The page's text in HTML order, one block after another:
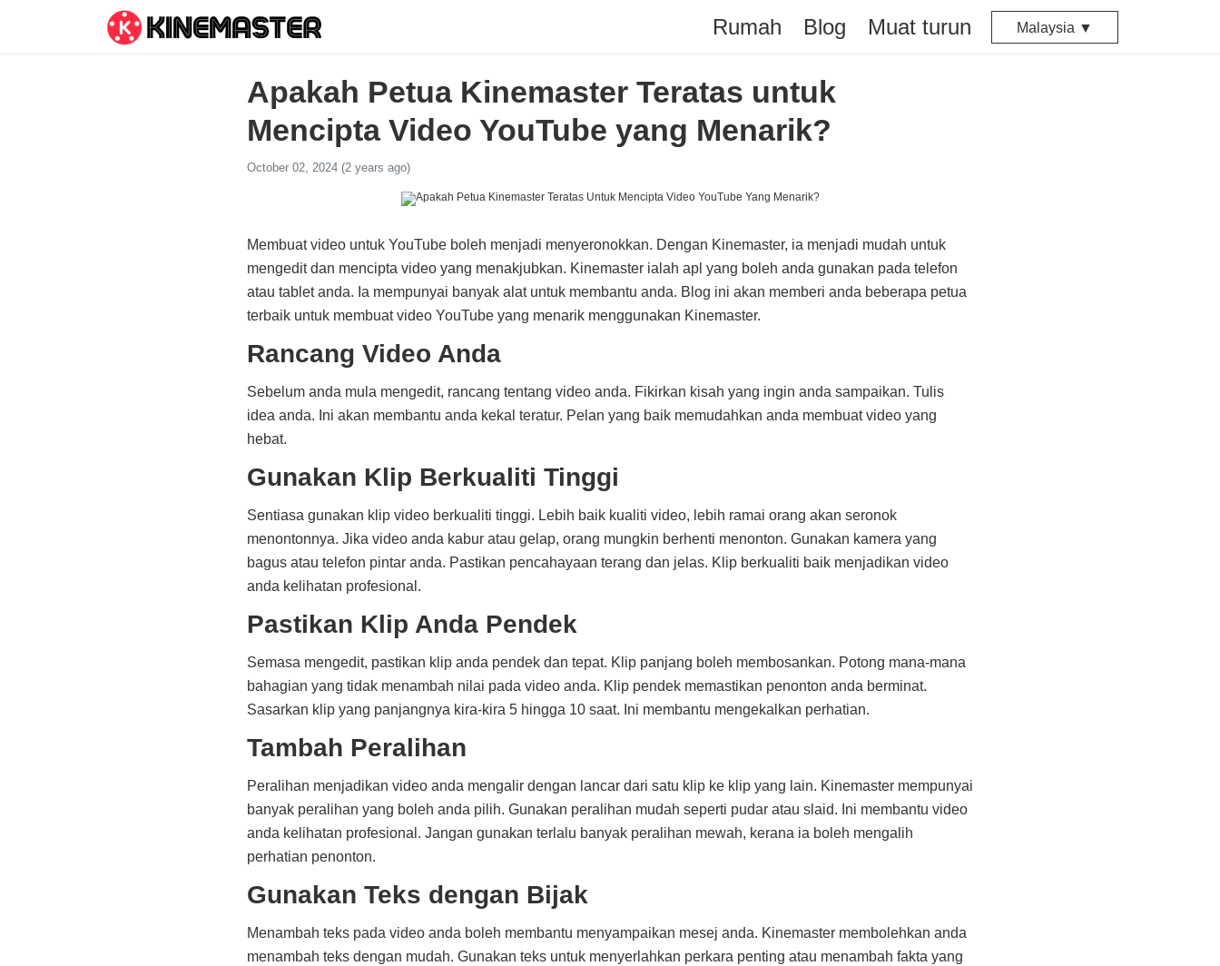
Rumah Blog Muat turun Malaysia ▼
Apakah Petua Kinemaster Teratas untuk
Mencipta Video YouTube yang Menarik?
October 02, 2024 (2 years ago)
Membuat video untuk YouTube boleh menjadi menyeronokkan. Dengan Kinemaster, ia menjadi mudah untuk
mengedit dan mencipta video yang menakjubkan. Kinemaster ialah apl yang boleh anda gunakan pada telefon
atau tablet anda. Ia mempunyai banyak alat untuk membantu anda. Blog ini akan memberi anda beberapa petua
terbaik untuk membuat video YouTube yang menarik menggunakan Kinemaster.
Rancang Video Anda
Sebelum anda mula mengedit, rancang tentang video anda. Fikirkan kisah yang ingin anda sampaikan. Tulis
idea anda. Ini akan membantu anda kekal teratur. Pelan yang baik memudahkan anda membuat video yang
hebat.
Gunakan Klip Berkualiti Tinggi
Sentiasa gunakan klip video berkualiti tinggi. Lebih baik kualiti video, lebih ramai orang akan seronok
menontonnya. Jika video anda kabur atau gelap, orang mungkin berhenti menonton. Gunakan kamera yang
bagus atau telefon pintar anda. Pastikan pencahayaan terang dan jelas. Klip berkualiti baik menjadikan video
anda kelihatan profesional.
Pastikan Klip Anda Pendek
Semasa mengedit, pastikan klip anda pendek dan tepat. Klip panjang boleh membosankan. Potong mana-mana
bahagian yang tidak menambah nilai pada video anda. Klip pendek memastikan penonton anda berminat.
Sasarkan klip yang panjangnya kira-kira 5 hingga 10 saat. Ini membantu mengekalkan perhatian.
Tambah Peralihan
Peralihan menjadikan video anda mengalir dengan lancar dari satu klip ke klip yang lain. Kinemaster mempunyai
banyak peralihan yang boleh anda pilih. Gunakan peralihan mudah seperti pudar atau slaid. Ini membantu video
anda kelihatan profesional. Jangan gunakan terlalu banyak peralihan mewah, kerana ia boleh mengalih
perhatian penonton.
Gunakan Teks dengan Bijak
Menambah teks pada video anda boleh membantu menyampaikan mesej anda. Kinemaster membolehkan anda
menambah teks dengan mudah. Gunakan teks untuk menyerlahkan perkara penting atau menambah fakta yang